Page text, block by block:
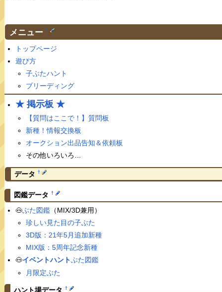
メニュー †
トップページ
遊び方
子ぶたハント
ブリーディング
★ 掲示板 ★
【質問はここで！】質問板
新種！情報交換板
オークション出品告知＆依頼板
その他いろいろ…
データ †
図鑑データ †
🐽ぶた図鑑（MIX/3D兼用）
珍しい見た目の子ぶた
3D版：21年5月追加新種
MIX版：5周年記念新種
🐽イベントハントぶた図鑑
月限定ぶた
ハント場データ †